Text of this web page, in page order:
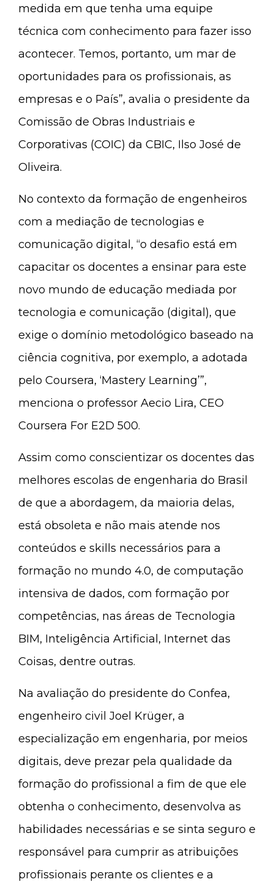
medida em que tenha uma equipe
técnica com conhecimento para fazer isso
acontecer. Temos, portanto, um mar de
oportunidades para os profissionais, as
empresas e o País”, avalia o presidente da
Comissão de Obras Industriais e
Corporativas (COIC) da CBIC, Ilso José de
Oliveira.
No contexto da formação de engenheiros
com a mediação de tecnologias e
comunicação digital, “o desafio está em
capacitar os docentes a ensinar para este
novo mundo de educação mediada por
tecnologia e comunicação (digital), que
exige o domínio metodológico baseado na
ciência cognitiva, por exemplo, a adotada
pelo Coursera, ‘Mastery Learning’”,
menciona o professor Aecio Lira, CEO
Coursera For E2D 500.
Assim como conscientizar os docentes das
melhores escolas de engenharia do Brasil
de que a abordagem, da maioria delas,
está obsoleta e não mais atende nos
conteúdos e skills necessários para a
formação no mundo 4.0, de computação
intensiva de dados, com formação por
competências, nas áreas de Tecnologia
BIM, Inteligência Artificial, Internet das
Coisas, dentre outras.
Na avaliação do presidente do Confea,
engenheiro civil Joel Krüger, a
especialização em engenharia, por meios
digitais, deve prezar pela qualidade da
formação do profissional a fim de que ele
obtenha o conhecimento, desenvolva as
habilidades necessárias e se sinta seguro e
responsável para cumprir as atribuições
profissionais perante os clientes e a